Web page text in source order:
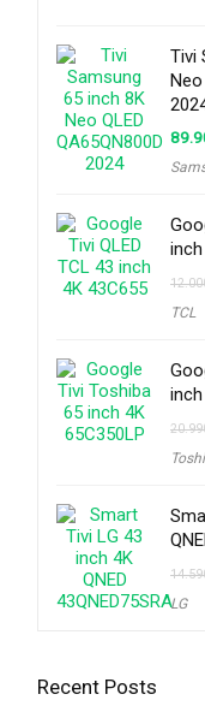
Tivi
Neo
TCL
LG
Recent Posts